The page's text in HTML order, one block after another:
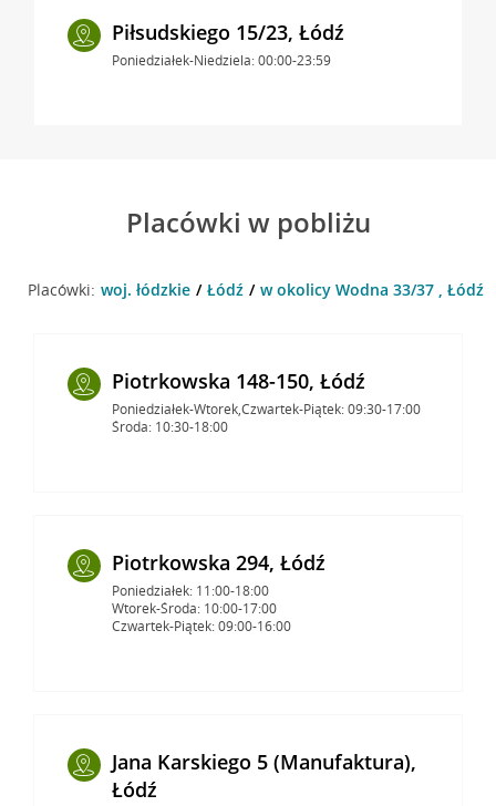
Piłsudskiego 15/23, Łódź
Poniedziałek-Niedziela: 00:00-23:59
Placówki w pobliżu
Placówki: woj. łódzkie Łódź w okolicy Wodna 33/37 , Łódź
Piotrkowska 148-150, Łódź
Poniedziałek-Wtorek,Czwartek-Piątek: 09:30-17:00
Środa: 10:30-18:00
Piotrkowska 294, Łódź
Poniedziałek: 11:00-18:00
Wtorek-Środa: 10:00-17:00
Czwartek-Piątek: 09:00-16:00
Jana Karskiego 5 (Manufaktura),
Łódź